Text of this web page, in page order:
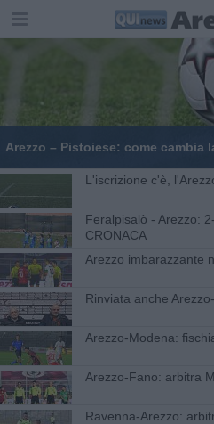
Arezzo – Pistoiese: come cambia
L'iscrizione c'è,
Feralpisalò - Arezzo:
CRONACA
Arezzo imbarazzante
​Rinviata anche
​Arezzo-Modena:
Arezzo-Fano: arbitra
​Ravenna-Arezzo: